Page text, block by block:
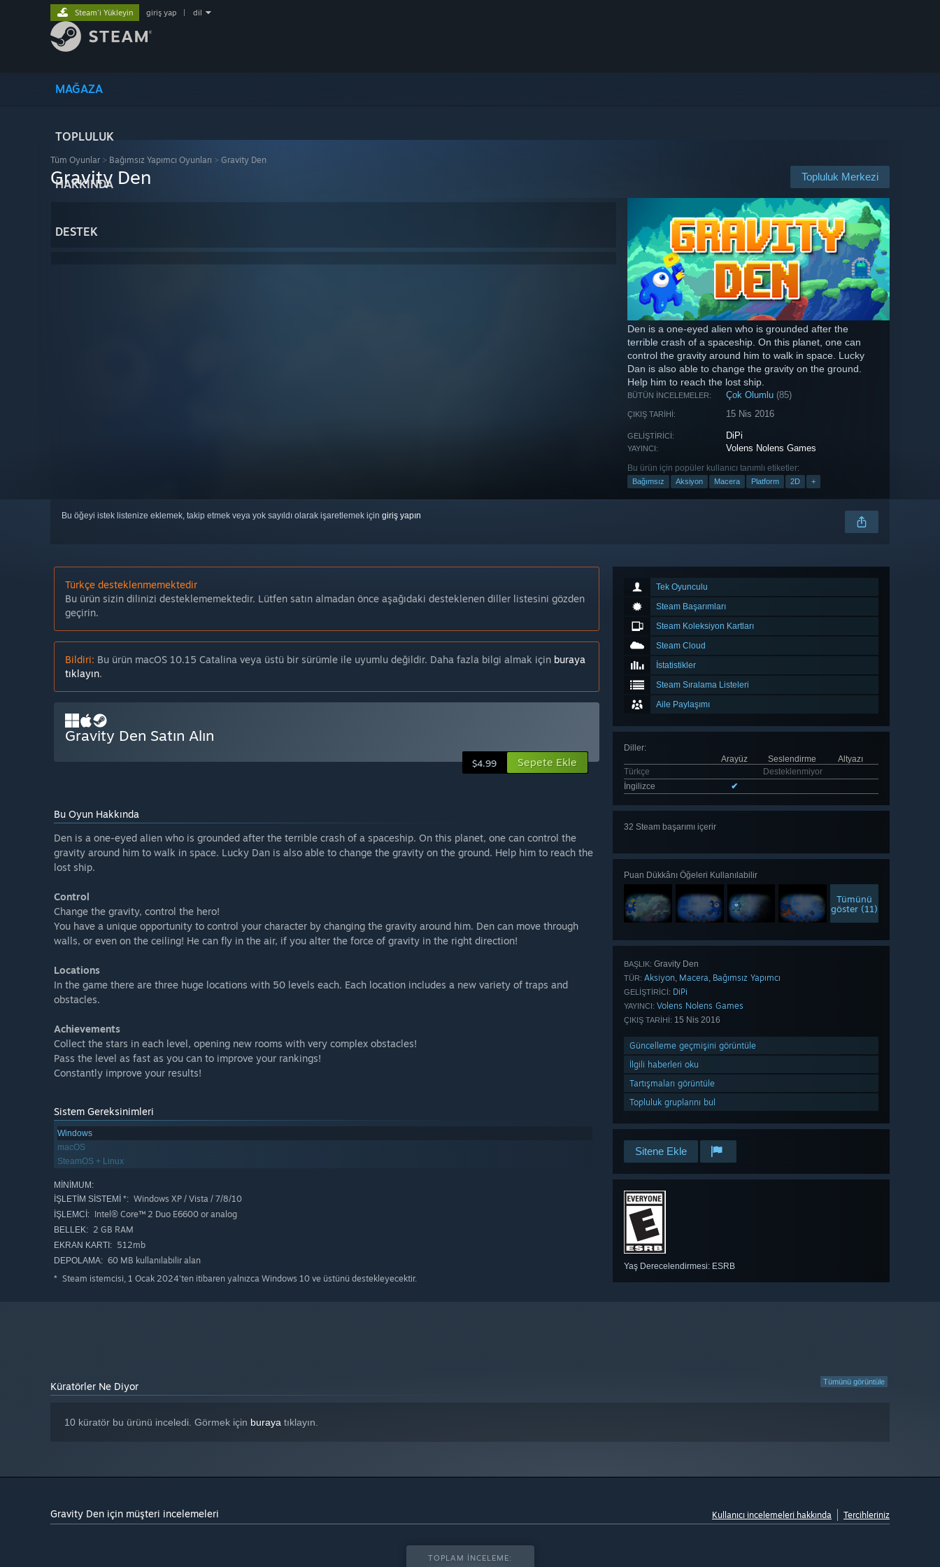
MAĞAZA
TOPLULUK
HAKKINDA
DESTEK
Steam'i Yükleyin giriş yap dil
Tüm Oyunlar > Bağımsız Yapımcı Oyunları > Gravity Den
Topluluk Merkezi
Gravity Den
Den is a one-eyed alien who is grounded after the
terrible crash of a spaceship. On this planet, one can
control the gravity around him to walk in space. Lucky
Dan is also able to change the gravity on the ground.
Help him to reach the lost ship.
BÜTÜN İNCELEMELER: Çok Olumlu (85)
ÇIKIŞ TARIHI: 15 Nis 2016
GELIŞTIRICI: DiPi
YAYINCI: Volens Nolens Games
Bu ürün için popüler kullanıcı tanımlı etiketler:
Bağımsız Aksiyon Macera Platform 2D +
Bu öğeyi istek listenize eklemek, takip etmek veya yok sayıldı olarak işaretlemek için giriş yapın
Tek Oyunculu
Steam Başarımları
Steam Koleksiyon Kartları
Steam Cloud
İstatistikler
Steam Sıralama Listeleri
Aile Paylaşımı
Diller:
Arayüz
Seslendirme
Altyazı
Türkçe
Desteklenmiyor
İngilizce
✔
32 Steam başarımı içerir
Puan Dükkânı Öğeleri Kullanılabilir
Tümünü
göster (11)
BAŞLIK: Gravity Den
TÜR: Aksiyon, Macera, Bağımsız Yapımcı
GELIŞTIRICI: DiPi
YAYINCI: Volens Nolens Games
ÇIKIŞ TARIHI: 15 Nis 2016
Güncelleme geçmişini görüntüle
İlgili haberleri oku
Tartışmaları görüntüle
Topluluk gruplarını bul
Sitene Ekle
Yaş Derecelendirmesi: ESRB
Türkçe desteklenmemektedir
Bu ürün sizin dilinizi desteklememektedir. Lütfen satın almadan önce aşağıdaki desteklenen diller listesini gözden
geçirin.
Bildiri: Bu ürün macOS 10.15 Catalina veya üstü bir sürümle ile uyumlu değildir. Daha fazla bilgi almak için buraya
tıklayın.
Gravity Den Satın Alın
$4.99 Sepete Ekle
Bu Oyun Hakkında
Den is a one-eyed alien who is grounded after the terrible crash of a spaceship. On this planet, one can control the
gravity around him to walk in space. Lucky Dan is also able to change the gravity on the ground. Help him to reach the
lost ship.
Control
Change the gravity, control the hero!
You have a unique opportunity to control your character by changing the gravity around him. Den can move through
walls, or even on the ceiling! He can fly in the air, if you alter the force of gravity in the right direction!
Locations
In the game there are three huge locations with 50 levels each. Each location includes a new variety of traps and
obstacles.
Achievements
Collect the stars in each level, opening new rooms with very complex obstacles!
Pass the level as fast as you can to improve your rankings!
Constantly improve your results!
Sistem Gereksinimleri
Windows
macOS
SteamOS + Linux
MINIMUM:
İŞLETIM SISTEMI *: Windows XP / Vista / 7/8/10
İŞLEMCI: Intel® Core™ 2 Duo E6600 or analog
BELLEK: 2 GB RAM
EKRAN KARTI: 512mb
DEPOLAMA: 60 MB kullanılabilir alan
* Steam istemcisi, 1 Ocak 2024'ten itibaren yalnızca Windows 10 ve üstünü destekleyecektir.
Tümünü görüntüle
Küratörler Ne Diyor
10 küratör bu ürünü inceledi. Görmek için buraya tıklayın.
Gravity Den için müşteri incelemeleri Kullanıcı incelemeleri hakkında Tercihleriniz
TOPLAM İNCELEME: